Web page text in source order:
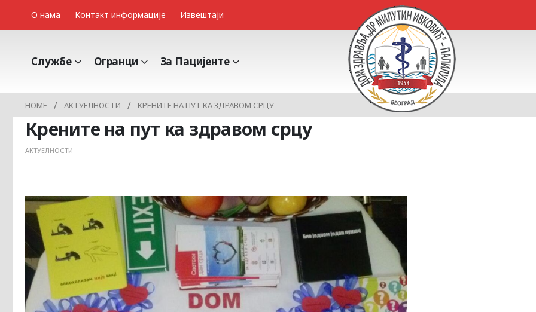
О нама Контакт информације Извештаји
Службе Огранци За Пацијенте
HOME АКТУЕЛНОСТИ КРЕНИТЕ НА ПУТ КА ЗДРАВОМ СРЦУ
Крените на пут ка здравом срцу
АКТУЕЛНОСТИ